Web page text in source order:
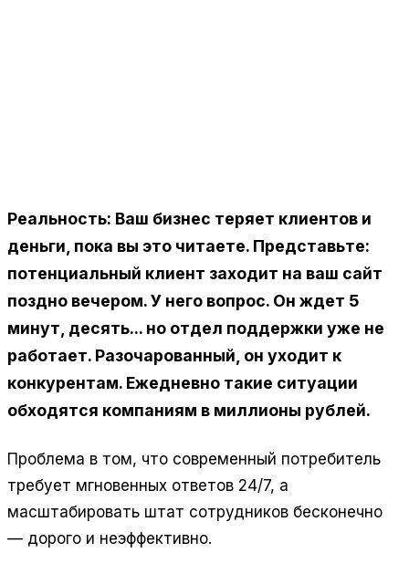
Реальность: Ваш бизнес теряет клиентов и
деньги, пока вы это читаете. Представьте:
потенциальный клиент заходит на ваш сайт
поздно вечером. У него вопрос. Он ждет 5
минут, десять... но отдел поддержки уже не
работает. Разочарованный, он уходит к
конкурентам. Ежедневно такие ситуации
обходятся компаниям в миллионы рублей.
Проблема в том, что современный потребитель
требует мгновенных ответов 24/7, а
масштабировать штат сотрудников бесконечно
— дорого и неэффективно.